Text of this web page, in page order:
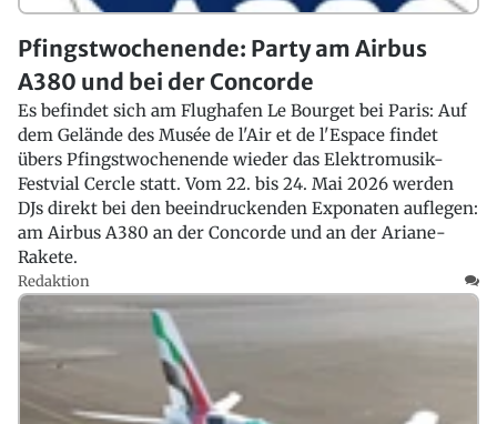
Pfingstwochenende: Party am Airbus
A380 und bei der Concorde
Es befindet sich am Flughafen Le Bourget bei Paris: Auf
dem Gelände des Musée de l'Air et de l'Espace findet
übers Pfingstwochenende wieder das Elektromusik-
Festvial Cercle statt. Vom 22. bis 24. Mai 2026 werden
DJs direkt bei den beeindruckenden Exponaten auflegen:
am Airbus A380 an der Concorde und an der Ariane-
Rakete.
Redaktion